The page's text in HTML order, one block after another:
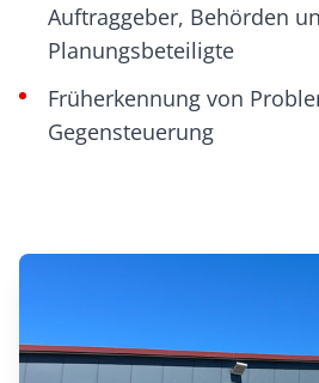
Auftraggeber, Behörden
Planungsbeteiligte
Früherkennung von
Gegensteuerung